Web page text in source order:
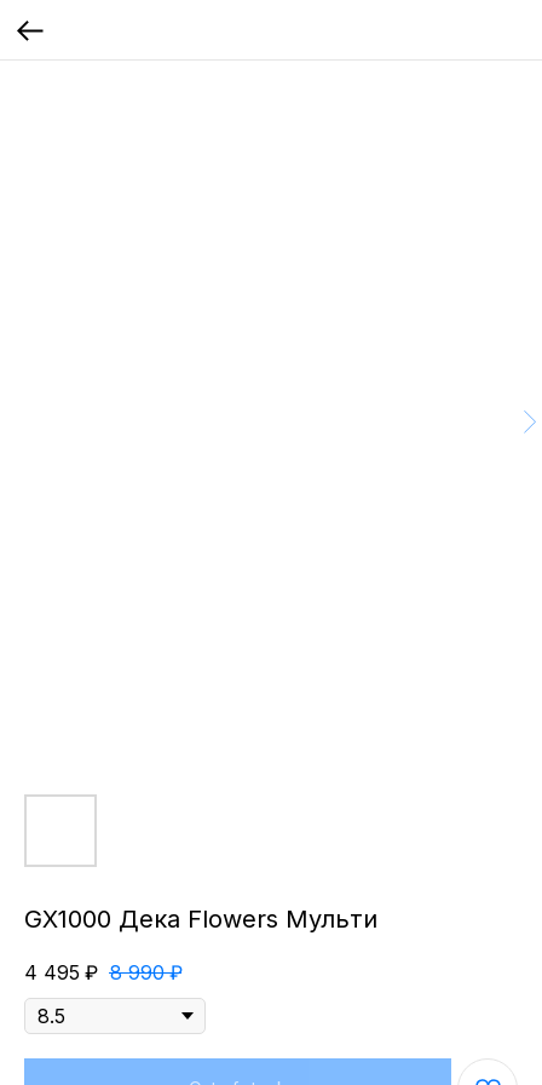
GX1000 Дека Flowers Мульти
4 495 ₽ 8 990 ₽